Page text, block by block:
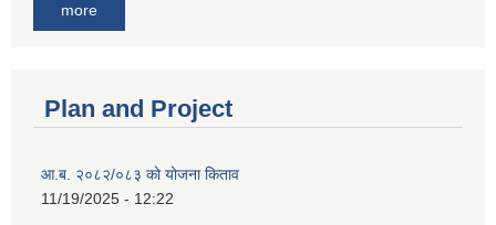
more
Plan and Project
आ.ब. २०८२/०८३ को योजना किताव
11/19/2025 - 12:22